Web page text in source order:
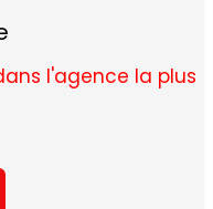
l'agence la plus